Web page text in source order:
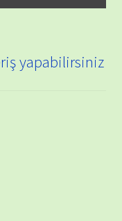
yapabilirsiniz